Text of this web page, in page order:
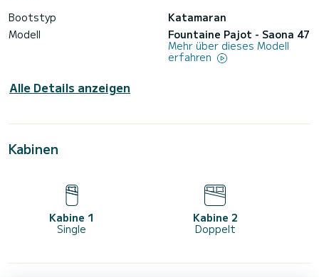
Bootstyp
Katamaran
Modell
Fountaine Pajot - Saona 47
Mehr über dieses Modell
erfahren
Alle Details anzeigen
Kabinen
Kabine 1
Single
Kabine 2
Doppelt